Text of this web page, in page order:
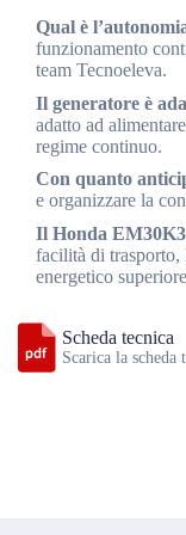
Qual è
funzionamento
team Tecnoeleva.
Il generatore è
adatto ad
regime continuo.
Con quanto
e organizzare la
Il Honda EM30K3
facilità di trasporto,
energetico
Scheda tecnica
Scarica la